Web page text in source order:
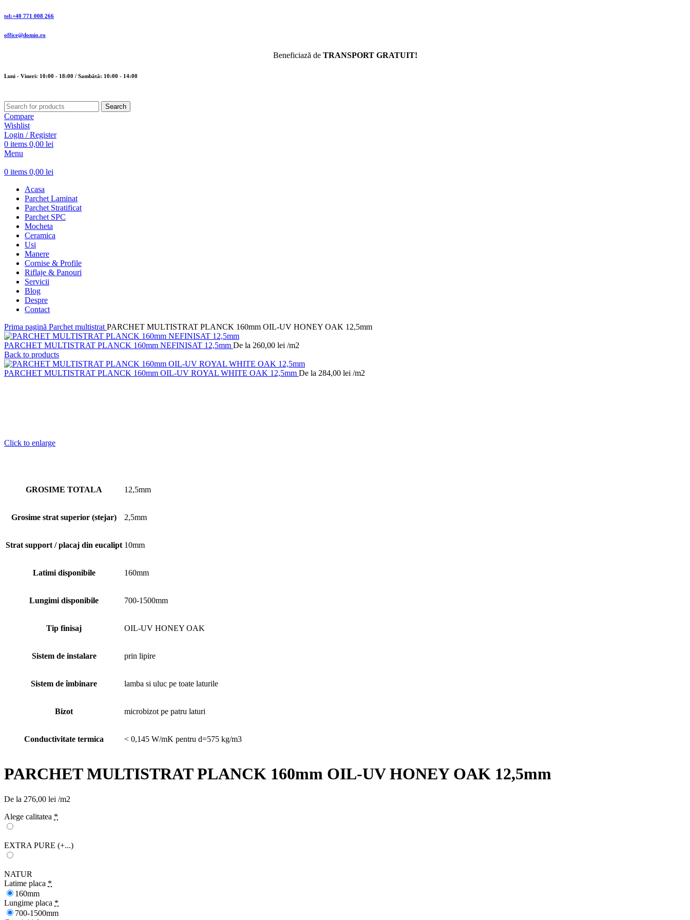
tel:+40 771 008 266
office@domio.ro
Beneficiază de TRANSPORT GRATUIT!
Luni - Vineri: 10:00 - 18:00 / Sambătă: 10:00 - 14:00
Search
Compare
Wishlist
Login / Register
0 items 0,00 lei
Menu
0 items 0,00 lei
Acasa
Parchet Laminat
Parchet Stratificat
Parchet SPC
Mocheta
Ceramica
Usi
Manere
Cornise & Profile
Riflaje & Panouri
Servicii
Blog
Despre
Contact
Prima pagină Parchet multistrat PARCHET MULTISTRAT PLANCK 160mm OIL-UV HONEY OAK 12,5mm
PARCHET MULTISTRAT PLANCK 160mm NEFINISAT 12,5mm De la 260,00 lei /m2
Back to products
PARCHET MULTISTRAT PLANCK 160mm OIL-UV ROYAL WHITE OAK 12,5mm De la 284,00 lei /m2
Click to enlarge
GROSIME TOTALA 12,5mm
Grosime strat superior (stejar) 2,5mm
Strat support / placaj din eucalipt 10mm
Latimi disponibile 160mm
Lungimi disponibile 700-1500mm
Tip finisaj OIL-UV HONEY OAK
Sistem de instalare prin lipire
Sistem de îmbinare lamba si uluc pe toate laturile
Bizot microbizot pe patru laturi
Conductivitate termica < 0,145 W/mK pentru d=575 kg/m3
PARCHET MULTISTRAT PLANCK 160mm OIL-UV HONEY OAK 12,5mm
De la 276,00 lei /m2
Alege calitatea *
EXTRA PURE (+...)
NATUR
Latime placa *
160mm
Lungime placa *
700-1500mm